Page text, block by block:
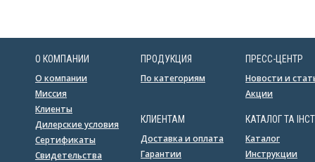
О КОМПАНИИ
О компании
Миссия
Клиенты
Дилерские условия
Сертификаты
Свидетельства
ПРОДУКЦИЯ
По категориям
КЛИЕНТАМ
Доставка и оплата
Гарантии
ПРЕСС-ЦЕНТР
Новости и
Акции
КАТАЛОГ ТА
Каталог
Инструкции